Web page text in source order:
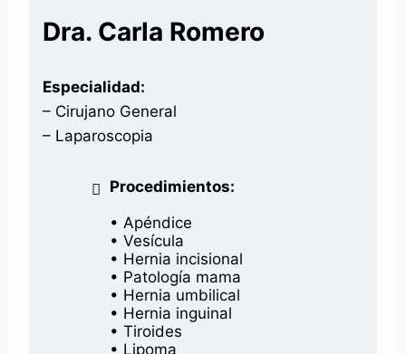
Dra. Carla Romero
Especialidad:
– Cirujano General
– Laparoscopia
Procedimientos:
• Apéndice
• Vesícula
• Hernia incisional
• Patología mama
• Hernia umbilical
• Hernia inguinal
• Tiroides
• Lipoma